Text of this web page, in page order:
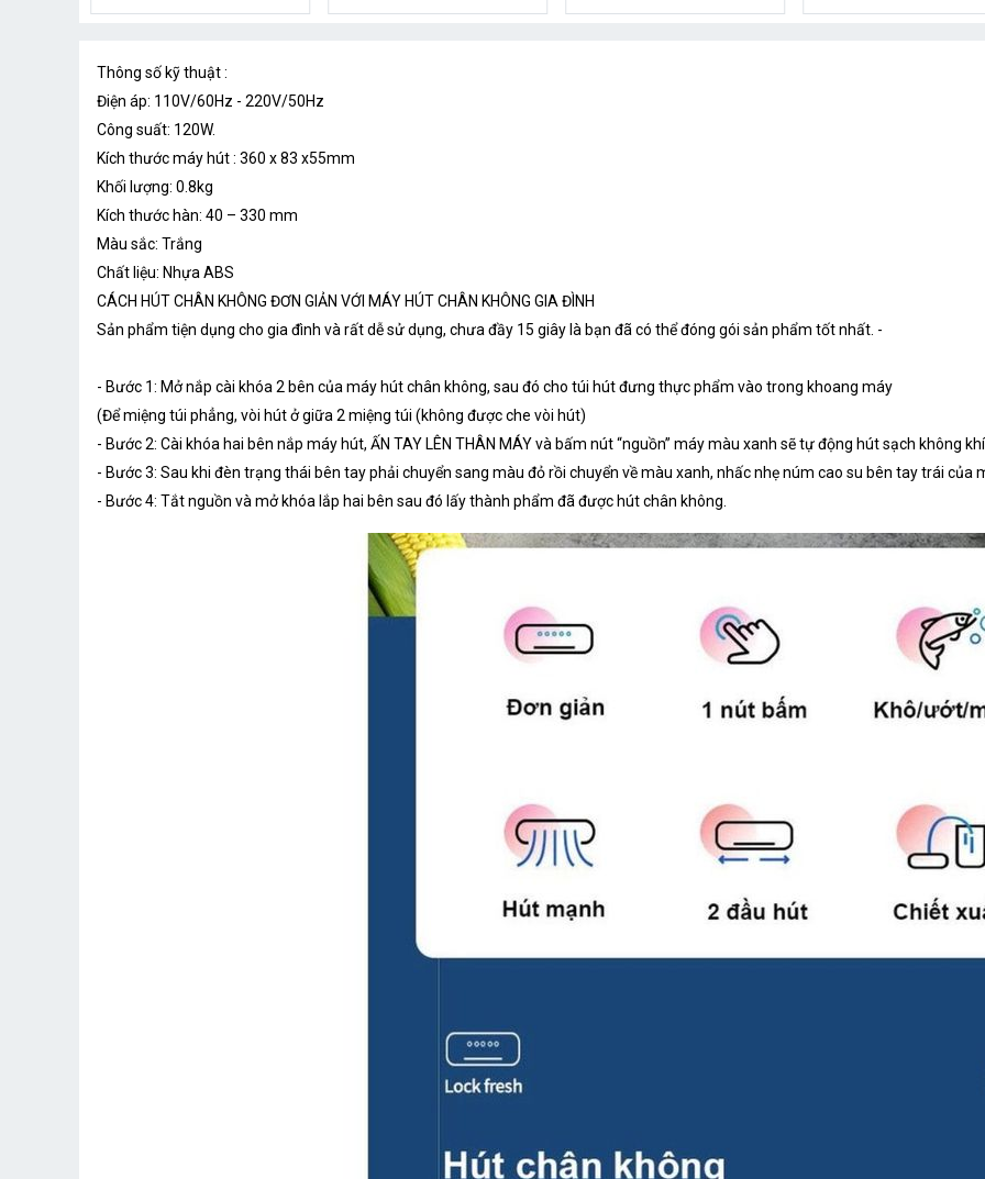
Thông số kỹ thuật :
Điện áp: 110V/60Hz - 220V/50Hz
Công suất: 120W.
Kích thước máy hút : 360 x 83 x55mm
Khối lượng: 0.8kg
Kích thước hàn: 40 – 330 mm
Màu sắc: Trắng
Chất liệu: Nhựa ABS
CÁCH HÚT CHÂN KHÔNG ĐƠN GIẢN VỚI MÁY HÚT CHÂN KHÔNG GIA ĐÌNH
Sản phẩm tiện dụng cho gia đình và rất dễ sử dụng, chưa đầy 15 giây là bạn đã có thể đóng gói sản phẩm tốt nhất. -
- Bước 1: Mở nắp cài khóa 2 bên của máy hút chân không, sau đó cho túi hút đưng thực phẩm vào trong khoang máy
(Để miệng túi phẳng, vòi hút ở giữa 2 miệng túi (không được che vòi hút)
- Bước 2: Cài khóa hai bên nắp máy hút, ẤN TAY LÊN THÂN MÁY và bấm nút “nguồn” máy màu xanh sẽ tự động hút sạch không
- Bước 3: Sau khi đèn trạng thái bên tay phải chuyển sang màu đỏ rồi chuyển về màu xanh, nhấc nhẹ núm cao su bên tay trái của
- Bước 4: Tắt nguồn và mở khóa lắp hai bên sau đó lấy thành phẩm đã được hút chân không.